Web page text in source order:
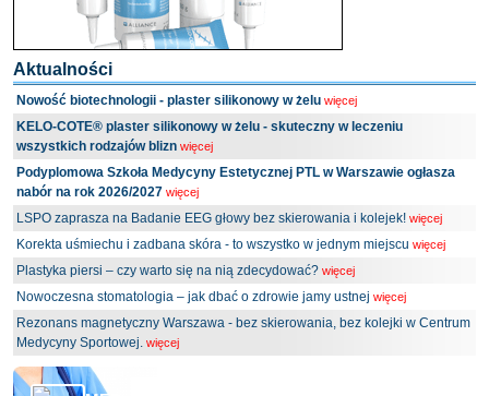
Aktualności
Nowość biotechnologii - plaster silikonowy w żelu więcej
KELO-COTE® plaster silikonowy w żelu - skuteczny w leczeniu
wszystkich rodzajów blizn więcej
Podyplomowa Szkoła Medycyny Estetycznej PTL w Warszawie ogłasza
nabór na rok 2026/2027 więcej
LSPO zaprasza na Badanie EEG głowy bez skierowania i kolejek! więcej
Korekta uśmiechu i zadbana skóra - to wszystko w jednym miejscu więcej
Plastyka piersi – czy warto się na nią zdecydować? więcej
Nowoczesna stomatologia – jak dbać o zdrowie jamy ustnej więcej
Rezonans magnetyczny Warszawa - bez skierowania, bez kolejki w Centrum
Medycyny Sportowej. więcej